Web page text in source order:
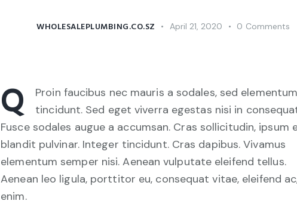
WHOLESALEPLUMBING.CO.SZ April 21, 2020 0 Comments
Q
Proin faucibus nec mauris a sodales, sed
tincidunt. Sed eget viverra egestas nisi in
Fusce sodales augue a accumsan. Cras sollicitudin, ipsum
blandit pulvinar. Integer tincidunt. Cras dapibus. Vivamus
elementum semper nisi. Aenean vulputate eleifend tellus.
Aenean leo ligula, porttitor eu, consequat vitae, eleifend
enim.